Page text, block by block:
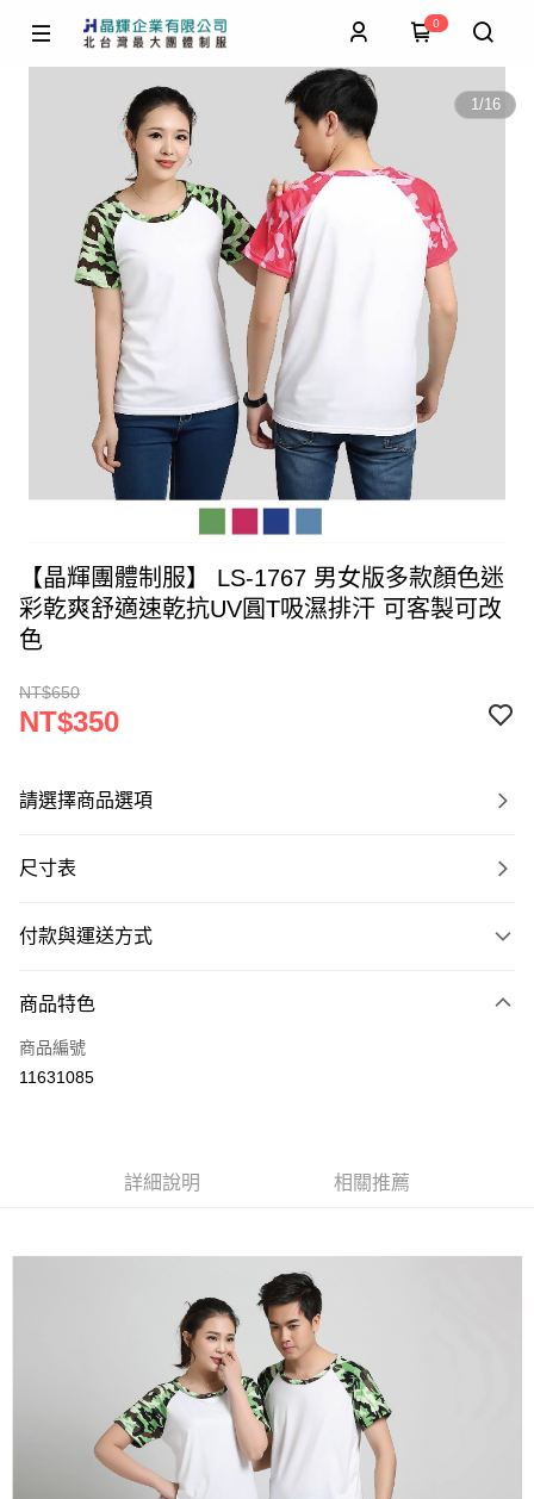
0
1/16
【晶輝團體制服】 LS-1767 男女版多款顏色迷
彩乾爽舒適速乾抗UV圓T吸濕排汗 可客製可改
色
NT$650
NT$350
請選擇商品選項
尺寸表
付款與運送方式
信用卡一次付款
運送方式
商品特色
商品編號
11631085
詳細說明 相關推薦